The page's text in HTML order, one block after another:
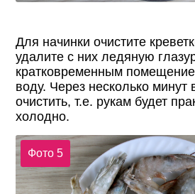
Для начинки очистите
удалите с них ледяную
кратковременным
воду. Через несколько
очистить, т.е. рукам будет
холодно.
Фото 5